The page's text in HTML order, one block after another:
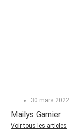
30 mars 2022
Mailys Garnier
Voir tous les articles